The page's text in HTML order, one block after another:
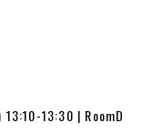
13:30 | RoomD